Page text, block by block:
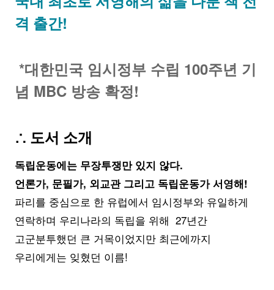
격 출간!
*대한민국 임시정부 수립 100주년 기
념 MBC 방송 확정!
∴ 도서 소개
독립운동에는 무장투쟁만 있지 않다.
언론가, 문필가, 외교관 그리고 독립운동가 서영해!
파리를 중심으로 한 유럽에서 임시정부와 유일하게
연락하며 우리나라의 독립을 위해 27년간
고군분투했던 큰 거목이었지만 최근에까지
우리에게는 잊혔던 이름!